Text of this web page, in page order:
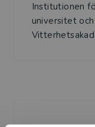
Institutionen
universitet